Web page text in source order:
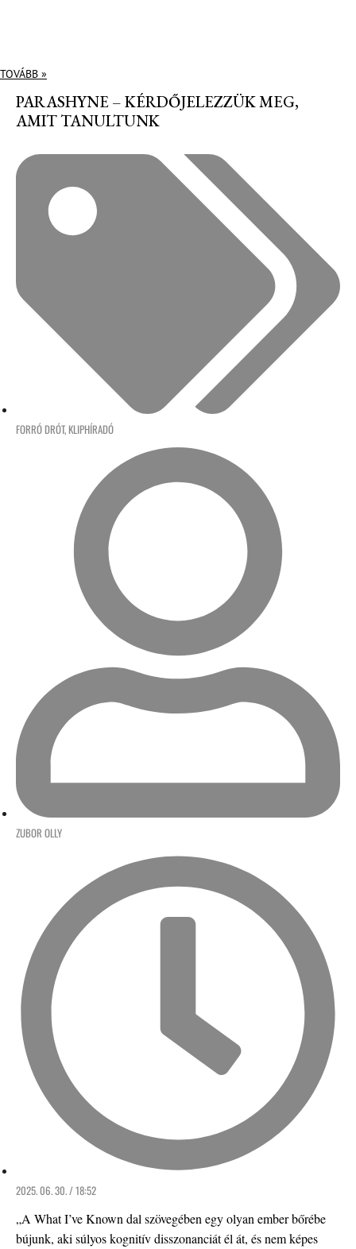
TOVÁBB »
PARASHYNE – KÉRDŐJELEZZÜK MEG,
AMIT TANULTUNK
FORRÓ DRÓT, KLIPHÍRADÓ
ZUBOR OLLY
2025. 06. 30. / 18:52
„A What I’ve Known dal szövegében egy olyan ember bőrébe
bújunk, aki súlyos kognitív disszonanciát él át, és nem képes